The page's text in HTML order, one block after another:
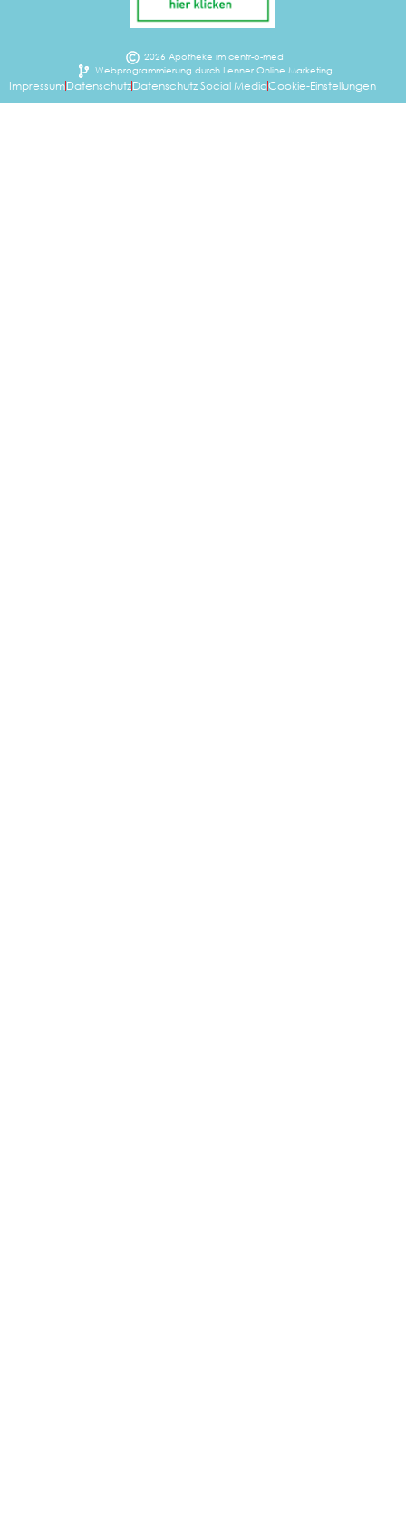
2026 Apotheke im centr-o-med
Webprogrammierung durch Lenner Online Marketing
ImpressumDatenschutzDatenschutz Social MediaCookie-Einstellungen